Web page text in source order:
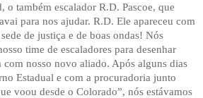
o também escalador R.D. Pascoe, que
para nos ajudar. R.D. Ele apareceu com
de justiça e de boas ondas! Nós
time de escaladores para desenhar
com nosso novo aliado. Após alguns dias
Estadual e com a procuradoria junto
voou desde o Colorado”, nós estávamos